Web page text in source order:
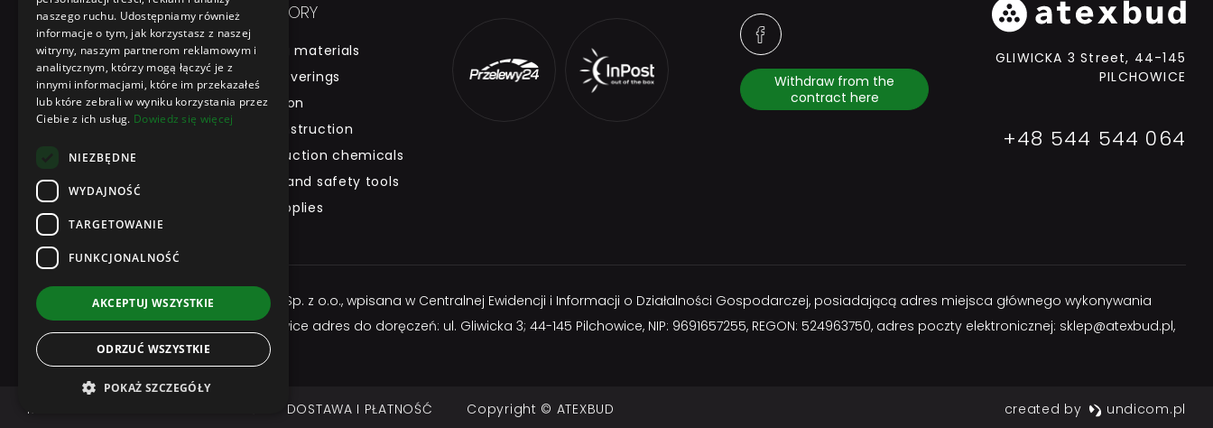
Home
About Us
Product
Brand
Contact
CATEGORY
Building materials
Roof coverings
Insulation
Dry construction
Construction chemicals
Health and safety tools
and supplies
Withdraw from the
contract here
GLIWICKA 3 Street, 44-145
PILCHOWICE
+48 544 544 064
Właścicielem serwisu jest firma Atexbud Sp. z o.o., wpisana w Centralnej Ewidencji i Informacji o Działalności Gospodarczej, posiadającą adres miejsca głównego wykonywania
działalności: ul. Gliwicka 3; 44-145 Pilchowice adres do doręczeń: ul. Gliwicka 3; 44-145 Pilchowice, NIP: 9691657255, REGON: 524963750, adres poczty elektronicznej: sklep@atexbud.pl,
numer telefonu: 544 544 064
REGULAMIN DOSTAWA I PŁATNOŚĆ Copyright © ATEXBUD created by undicom.pl
naszego ruchu. Udostępniamy również
informacje o tym, jak korzystasz z naszej
witryny, naszym partnerom reklamowym i
analitycznym, którzy mogą łączyć je z
innymi informacjami, które im przekazałeś
lub które zebrali w wyniku korzystania przez
Ciebie z ich usług. Dowiedz się więcej
NIEZBĘDNE
WYDAJNOŚĆ
TARGETOWANIE
FUNKCJONALNOŚĆ
AKCEPTUJ WSZYSTKIE
ODRZUĆ WSZYSTKIE
POKAŻ SZCZEGÓŁY